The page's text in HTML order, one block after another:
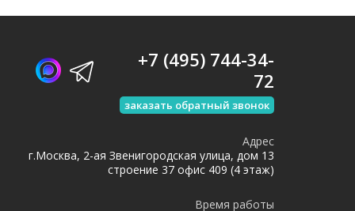
+7 (495) 744-34-
72
заказать обратный звонок
Адрес
г.Москва, 2-ая Звенигородская улица, дом 13
строение 37 офис 409 (4 этаж)
Время работы